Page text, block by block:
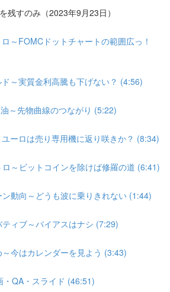
残すのみ（2023年9月23日）
～FOMCドットチャートの範囲広っ！
～実質金利高騰も下げない？ (4:56)
～先物曲線のつながり (5:22)
ーロは売り専用機に返り咲きか？ (8:34)
～ビットコインを除けば修羅の道 (6:41)
動向～どうも波に乗りきれない (1:44)
ィブ～バイアスはナシ (7:29)
今はカレンダーを見よう (3:43)
・QA・スライド (46:51)